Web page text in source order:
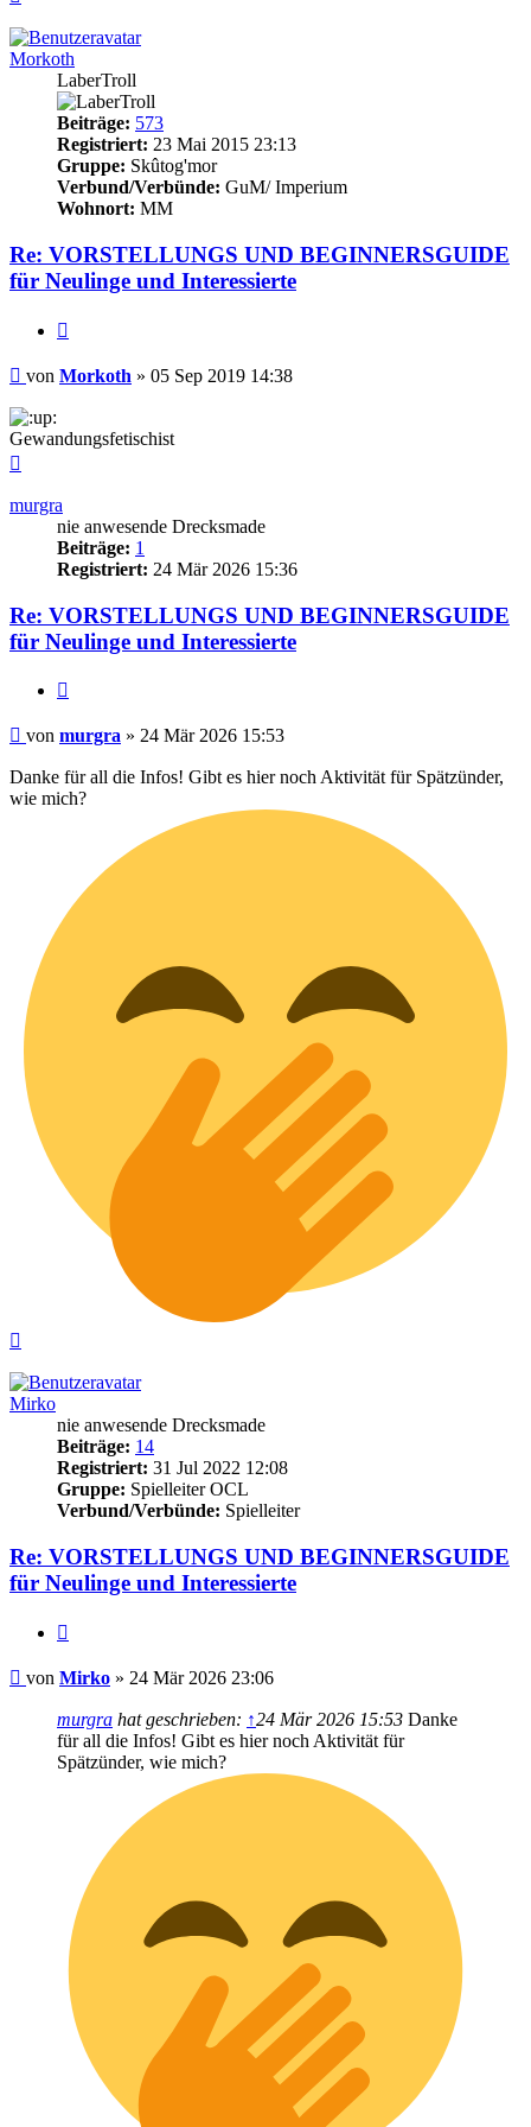
Morkoth
LaberTroll
Beiträge: 573
Registriert: 23 Mai 2015 23:13
Gruppe: Skûtog'mor
Verbund/Verbünde: GuM/ Imperium
Wohnort: MM
Re: VORSTELLUNGS UND BEGINNERSGUIDE
für Neulinge und Interessierte
Beitrag
von Morkoth » 05 Sep 2019 14:38
Gewandungsfetischist
murgra
nie anwesende Drecksmade
Beiträge: 1
Registriert: 24 Mär 2026 15:36
Re: VORSTELLUNGS UND BEGINNERSGUIDE
für Neulinge und Interessierte
Beitrag
von murgra » 24 Mär 2026 15:53
Danke für all die Infos! Gibt es hier noch Aktivität für Spätzünder,
wie mich?
Mirko
nie anwesende Drecksmade
Beiträge: 14
Registriert: 31 Jul 2022 12:08
Gruppe: Spielleiter OCL
Verbund/Verbünde: Spielleiter
Re: VORSTELLUNGS UND BEGINNERSGUIDE
für Neulinge und Interessierte
Beitrag
von Mirko » 24 Mär 2026 23:06
murgra hat geschrieben: ↑24 Mär 2026 15:53 Danke
für all die Infos! Gibt es hier noch Aktivität für
Spätzünder, wie mich?